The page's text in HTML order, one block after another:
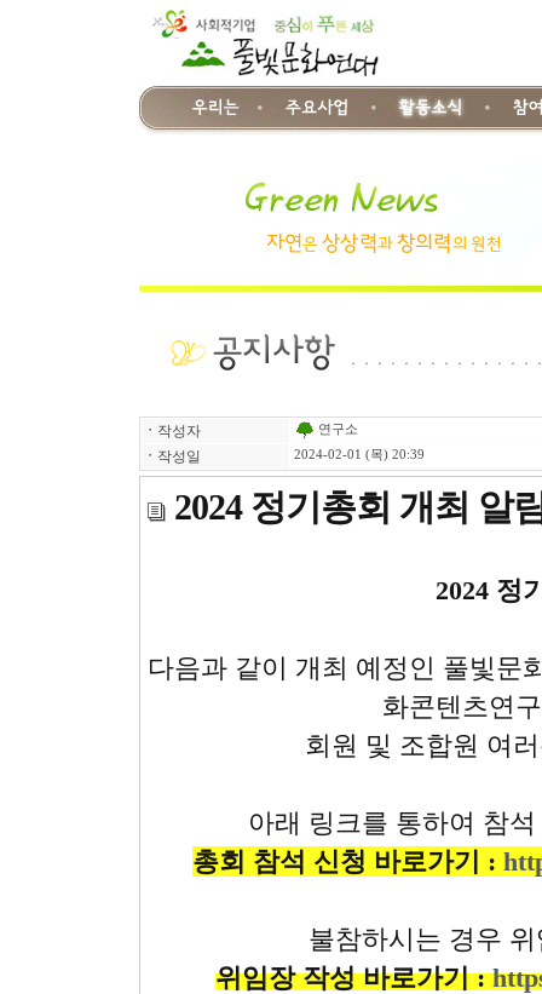
ㆍ 작성자 연구소
ㆍ 작성일 2024-02-01 (목) 20:39
2024 정기총회 개최 알
2024 정
다음과 같이 개최 예정인 풀빛문
화콘텐츠연
회원 및 조합원 여
아래 링크를 통하여 참
총회 참석 신청 바로가기 :
불참하시는 경우
위임장 작성 바로가기 :